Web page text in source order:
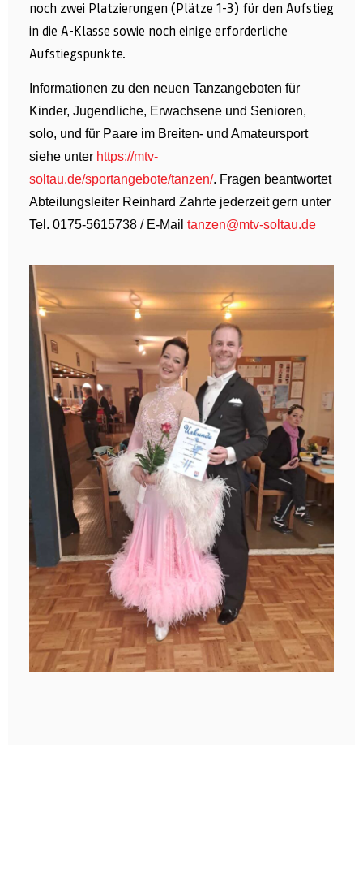
noch zwei Platzierungen (Plätze 1-3) für den Aufstieg
in die A-Klasse sowie noch einige erforderliche
Aufstiegspunkte.
Informationen zu den neuen Tanzangeboten für
Kinder, Jugendliche, Erwachsene und Senioren,
solo, und für Paare im Breiten- und Amateursport
siehe unter https://mtv-
soltau.de/sportangebote/tanzen/. Fragen beantwortet
Abteilungsleiter Reinhard Zahrte jederzeit gern unter
Tel. 0175-5615738 / E-Mail tanzen@mtv-soltau.de